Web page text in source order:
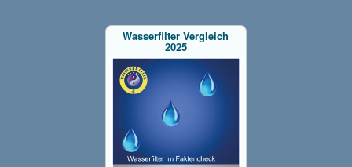
Wasserfilter Vergleich
2025